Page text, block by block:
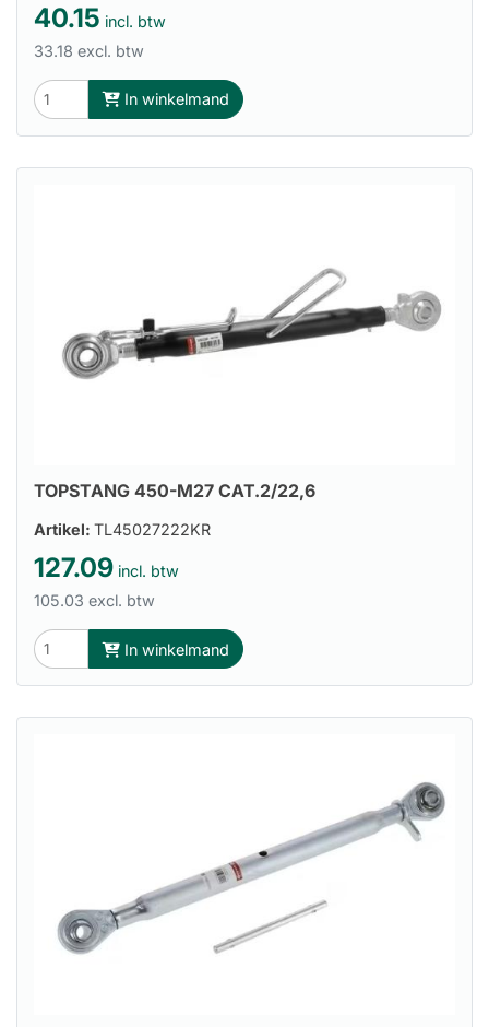
40.15 incl. btw
33.18 excl. btw
In winkelmand
TOPSTANG 450-M27 CAT.2/22,6
Artikel: TL45027222KR
127.09 incl. btw
105.03 excl. btw
In winkelmand